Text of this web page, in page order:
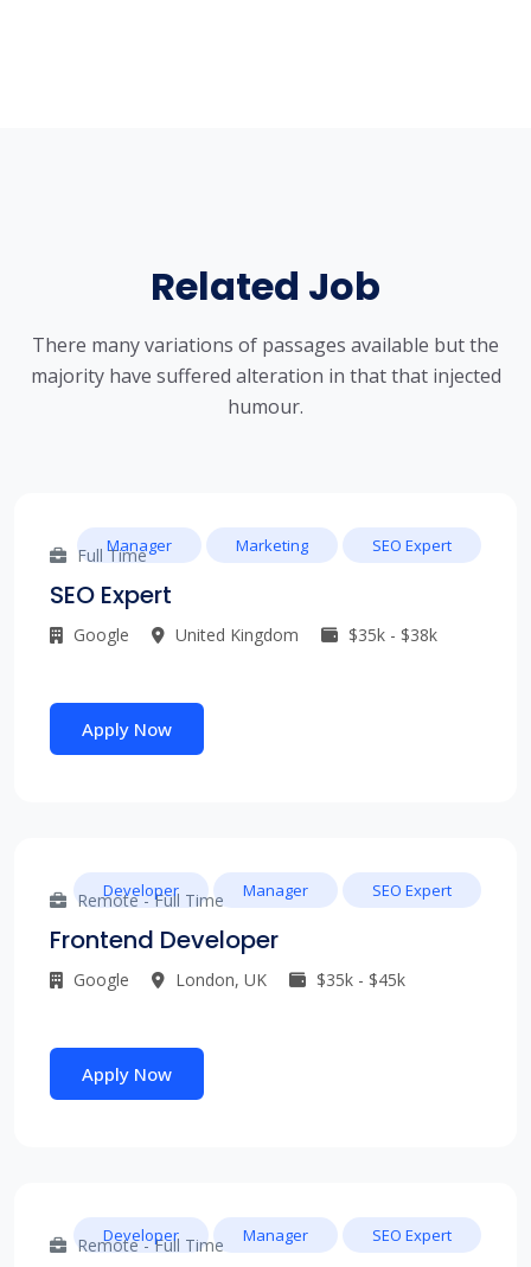
Related Job
There many variations of passages available but the
majority have suffered alteration in that that injected
humour.
Full Time
SEO Expert
Google United Kingdom $35k - $38k
Manager Marketing SEO Expert
Apply Now
Remote - Full Time
Frontend Developer
Google London, UK $35k - $45k
Developer Manager SEO Expert
Apply Now
Remote - Full Time
Developer Manager SEO Expert